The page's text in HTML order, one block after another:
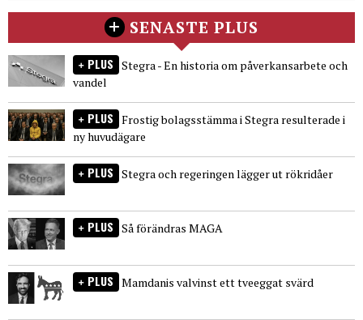
SENASTE PLUS
PLUS Stegra - En historia om påverkansarbete och
vandel
PLUS Frostig bolagsstämma i Stegra resulterade i
ny huvudägare
PLUS Stegra och regeringen lägger ut rökridåer
PLUS Så förändras MAGA
PLUS Mamdanis valvinst ett tveeggat svärd